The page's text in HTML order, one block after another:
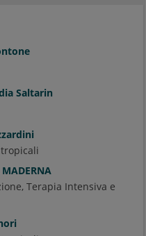
Saltarin
Terapia Intensiva e